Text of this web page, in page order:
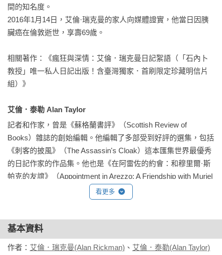
對導演和年輕共演者們的想法？
排演進度再度卡關、劇本不甚滿意、各種磨合衝突……
一位演員最私密、最真實的人生紀錄。
螢光幕上，艾倫．瑞克曼是個讓人恨得牙癢癢的反派，是深情
無比的情人，也是集結瘋狂與嚴肅於一身的父親。螢光幕外，
艾倫有著演員日夜顛倒的緊湊行程，除了對劇組及自己的犀利
的幽默見解——縱使身兼數種身分，他仍能使出渾身解數，狂
烈地去體驗人生，深情記綠下生命裡的每個人事物。
本書收錄自1974年至2016年艾倫過世前不到一個月的私人日
記，他對戲劇的熱愛、對生活的堅持、對死亡與生命的態度，
在這橫跨四十多年的字裡行間栩栩如生；我們得以一窺這位本
世紀難得深受各世代影迷喜愛、無數粉絲悼念不已的演藝家，
以「犀利、詼諧、坦率」的方式，詳細記錄下尋常卻也不尋常
-------
間的知名度。
2016年1月14日，艾倫·瑞克曼的家人向媒體證實，他當日因胰
臟癌在倫敦逝世，享壽69歲。
相關著作：《瘋狂與深情：艾倫．瑞克曼日記絮語（「石內卜
教授」唯一私人日記出版！含臺灣獨家．首刷限定珍藏明信片
組）》
艾倫．泰勒 Alan Taylor
記者和作家，曾是《蘇格蘭書評》（Scottish Review of
Books）雜誌的創始編輯。他編輯了多部受到好評的選集，包括
《刺客的披風》（The Assassin's Cloak）這本匯集世界最優秀
的日記作家的作品集。他也是《在阿雷佐的約會：和穆里爾·斯
帕克的友誼》（Appointment in Arezzo: A Friendship with Muriel
Spark）的作者，並且是斯帕克小說集的系列編輯。
教授」唯一私人日記出版！含臺灣獨家．首刷限定珍藏明信片
組）》
看更多
基本資料
作者： 艾倫．瑞克曼(Alan Rickman) 、 艾倫．泰勒(Alan Taylor)